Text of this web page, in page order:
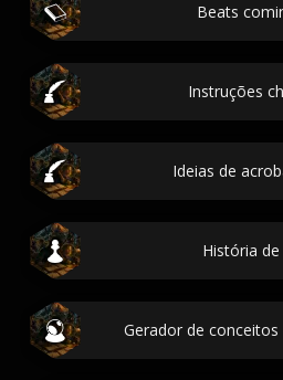
Beats
Instruções
Ideias de
História
Gerador de